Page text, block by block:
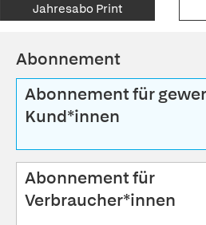
Jahresabo Print
Abonnement
Abonnement für
Kund*innen
Abonnement für
Verbraucher*innen